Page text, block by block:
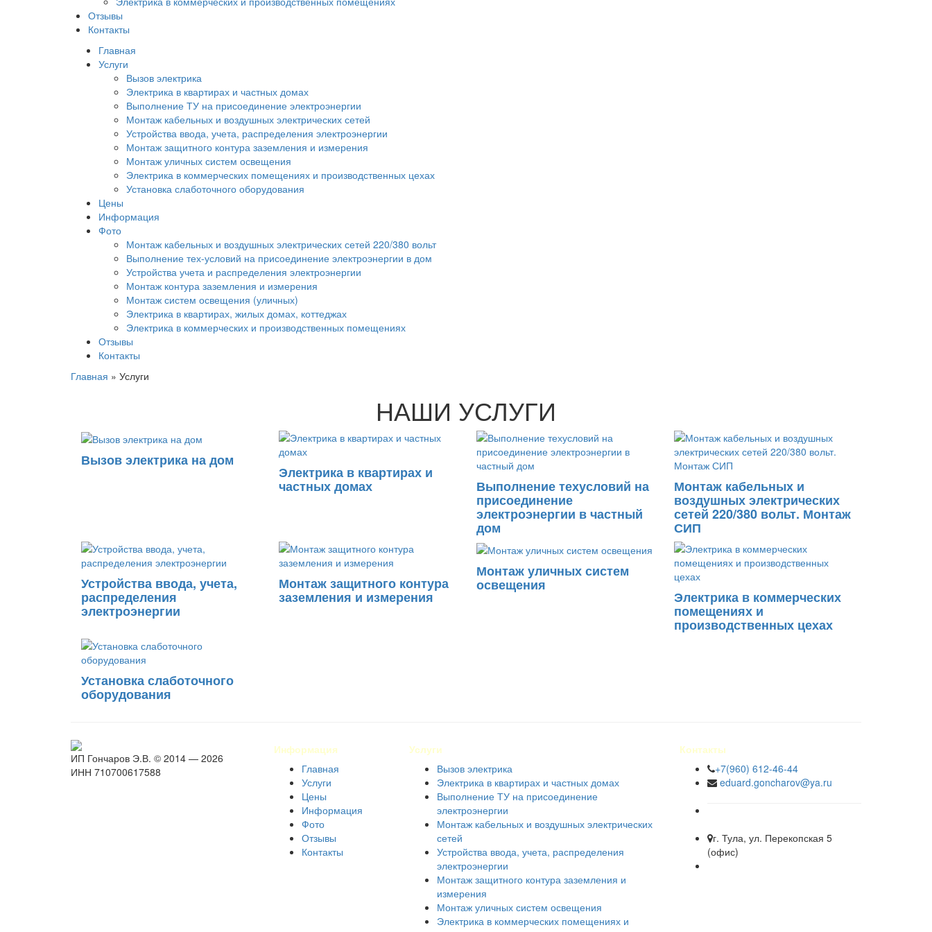
Отзывы
Контакты
Главная
Услуги
Вызов электрика
Электрика в квартирах и частных домах
Выполнение ТУ на присоединение электроэнергии
Монтаж кабельных и воздушных электрических сетей
Устройства ввода, учета, распределения электроэнергии
Монтаж защитного контура заземления и измерения
Монтаж уличных систем освещения
Электрика в коммерческих помещениях и производственных цехах
Установка слаботочного оборудования
Цены
Информация
Фото
Монтаж кабельных и воздушных электрических сетей 220/380 вольт
Выполнение тех-условий на присоединение электроэнергии в дом
Устройства учета и распределения электроэнергии
Монтаж контура заземления и измерения
Монтаж систем освещения (уличных)
Электрика в квартирах, жилых домах, коттеджах
Электрика в коммерческих и производственных помещениях
Отзывы
Контакты
Главная » Услуги
НАШИ УСЛУГИ
Вызов электрика на дом
Электрика в квартирах и
частных домах Выполнение техусловий на
присоединение
электроэнергии в частный
дом
Монтаж кабельных и
воздушных электрических
сетей 220/380 вольт. Монтаж
СИП
Устройства ввода, учета,
распределения
электроэнергии
Монтаж защитного контура
заземления и измерения
Монтаж уличных систем
освещения
Электрика в коммерческих
помещениях и
производственных цехах
Установка слаботочного
оборудования
ИП Гончаров Э.В. © 2014 — 2026
ИНН 710700617588
Информация
Главная
Услуги
Цены
Информация
Фото
Отзывы
Контакты
Услуги
Вызов электрика
Электрика в квартирах и частных домах
Выполнение ТУ на присоединение
электроэнергии
Монтаж кабельных и воздушных электрических
сетей
Устройства ввода, учета, распределения
электроэнергии
Монтаж защитного контура заземления и
измерения
Монтаж уличных систем освещения
Электрика в коммерческих помещениях и
Контакты
+7(960) 612-46-44
eduard.goncharov@ya.ru
г. Тула, ул. Перекопская 5
(офис)